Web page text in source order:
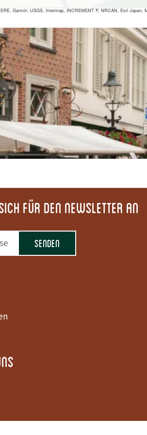
Garmin, USGS, Intermap, INCREMENT P, NRCAN, Esri
für den Newsletter an